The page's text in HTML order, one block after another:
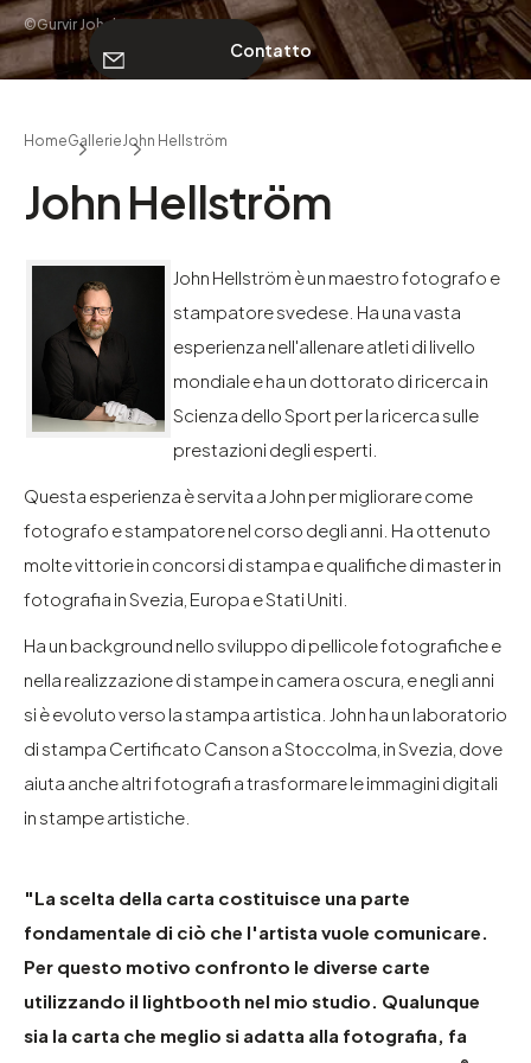
CHI SIAMO
©Gurvir Johal
HomeGallerieJohn Hellström
John Hellström
John Hellström è un maestro fotografo e
stampatore svedese. Ha una vasta
esperienza nell'allenare atleti di livello
mondiale e ha un dottorato di ricerca in
Scienza dello Sport per la ricerca sulle
prestazioni degli esperti.
Questa esperienza è servita a John per migliorare come
fotografo e stampatore nel corso degli anni. Ha ottenuto
molte vittorie in concorsi di stampa e qualifiche di master in
fotografia in Svezia, Europa e Stati Uniti.
Ha un background nello sviluppo di pellicole fotografiche e
nella realizzazione di stampe in camera oscura, e negli anni
si è evoluto verso la stampa artistica. John ha un laboratorio
di stampa Certificato Canson a Stoccolma, in Svezia, dove
aiuta anche altri fotografi a trasformare le immagini digitali
in stampe artistiche.
"La scelta della carta costituisce una parte
fondamentale di ciò che l'artista vuole comunicare.
Per questo motivo confronto le diverse carte
utilizzando il lightbooth nel mio studio. Qualunque
sia la carta che meglio si adatta alla fotografia, fa